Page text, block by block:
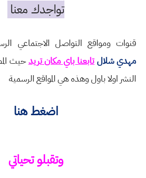
تواجدك معنا
قنوات ومواقع التواصل الاجتماعي
مهدي شلالتابعنا باي مكان تريدحيث
النشر اولا باول وهذه هي المواقع الرسمية
اضغط هنا
وتقبلو تحياتي